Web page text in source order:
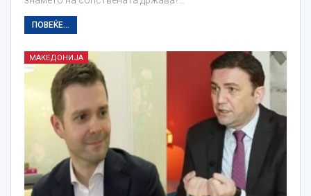
ПОВЕЌЕ...
МАКЕДОНИЈА